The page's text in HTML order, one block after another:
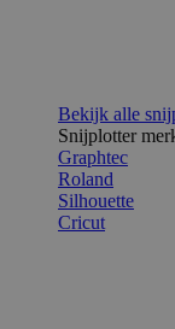
Bekijk alle
Snijplotter
Graphtec
Roland
Silhouette
Cricut